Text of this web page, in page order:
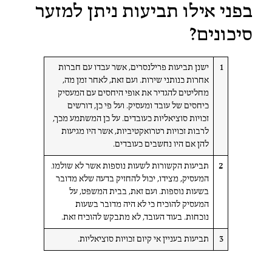
בפני אילו תביעות ניתן למזער
סיכונים?
1
ישנן תביעות פרילנסרים, אשר עבדו עם חברות
אחרות כנותני שירות. ועם זאת, לאחר זמן מה,
מחליטים להגדיר את אופי היחסים עם המעסיק
כיחסים של עובד ומעסיק. ועל פי כן, דורשים
זכויות סוציאליות כעובדים. על כן המשתמע מכך,
לרבות זכויות רטרואקטיביות, אשר היו מגיעות
להן אם היו נחשבים כעובדים.
2
תביעות הקשורות לשעות נוספות אשר לא שולמו.
המעסיק, מצידו, יכול להחזיק בדעה שלא מדובר
בשעות נוספות. ועם זאת, בבית המשפט, על
המעסיק להוכיח כי לא היה מדובר בשעות
נוכחות. בעוד העובד, לא מתבקש להוכיח זאת.
3 תביעות בעניין אי קיום זכויות סוציאליות.